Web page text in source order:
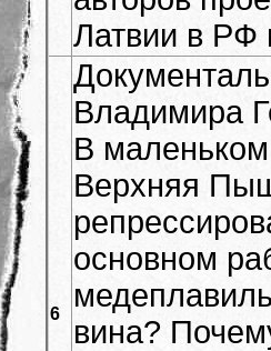
Латвии в РФ
6
Владимира
В
Верхняя
основном
вина?